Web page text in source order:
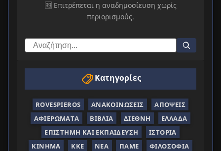
🆓 Επιτρέπεται η αναδημοσίευση χωρίς
περιορισμούς.
Κατηγορίες
ROVESPIEROS ΑΝΑΚΟΙΝΏΣΕΙΣ
ΑΠΌΨΕΙΣ
ΑΦΙΕΡΏΜΑΤΑ
ΒΙΒΛΊΑ ΔΙΕΘΝΉ
ΕΛΛΆΔΑ
ΕΠΙΣΤΉΜΗ ΚΑΙ ΕΚΠΑΊΔΕΥΣΗ
ΙΣΤΟΡΊΑ
ΚΊΝΗΜΑ
ΚΚΕ ΝΈΑ ΠΑΜΕ ΦΙΛΟΣΟΦΊΑ